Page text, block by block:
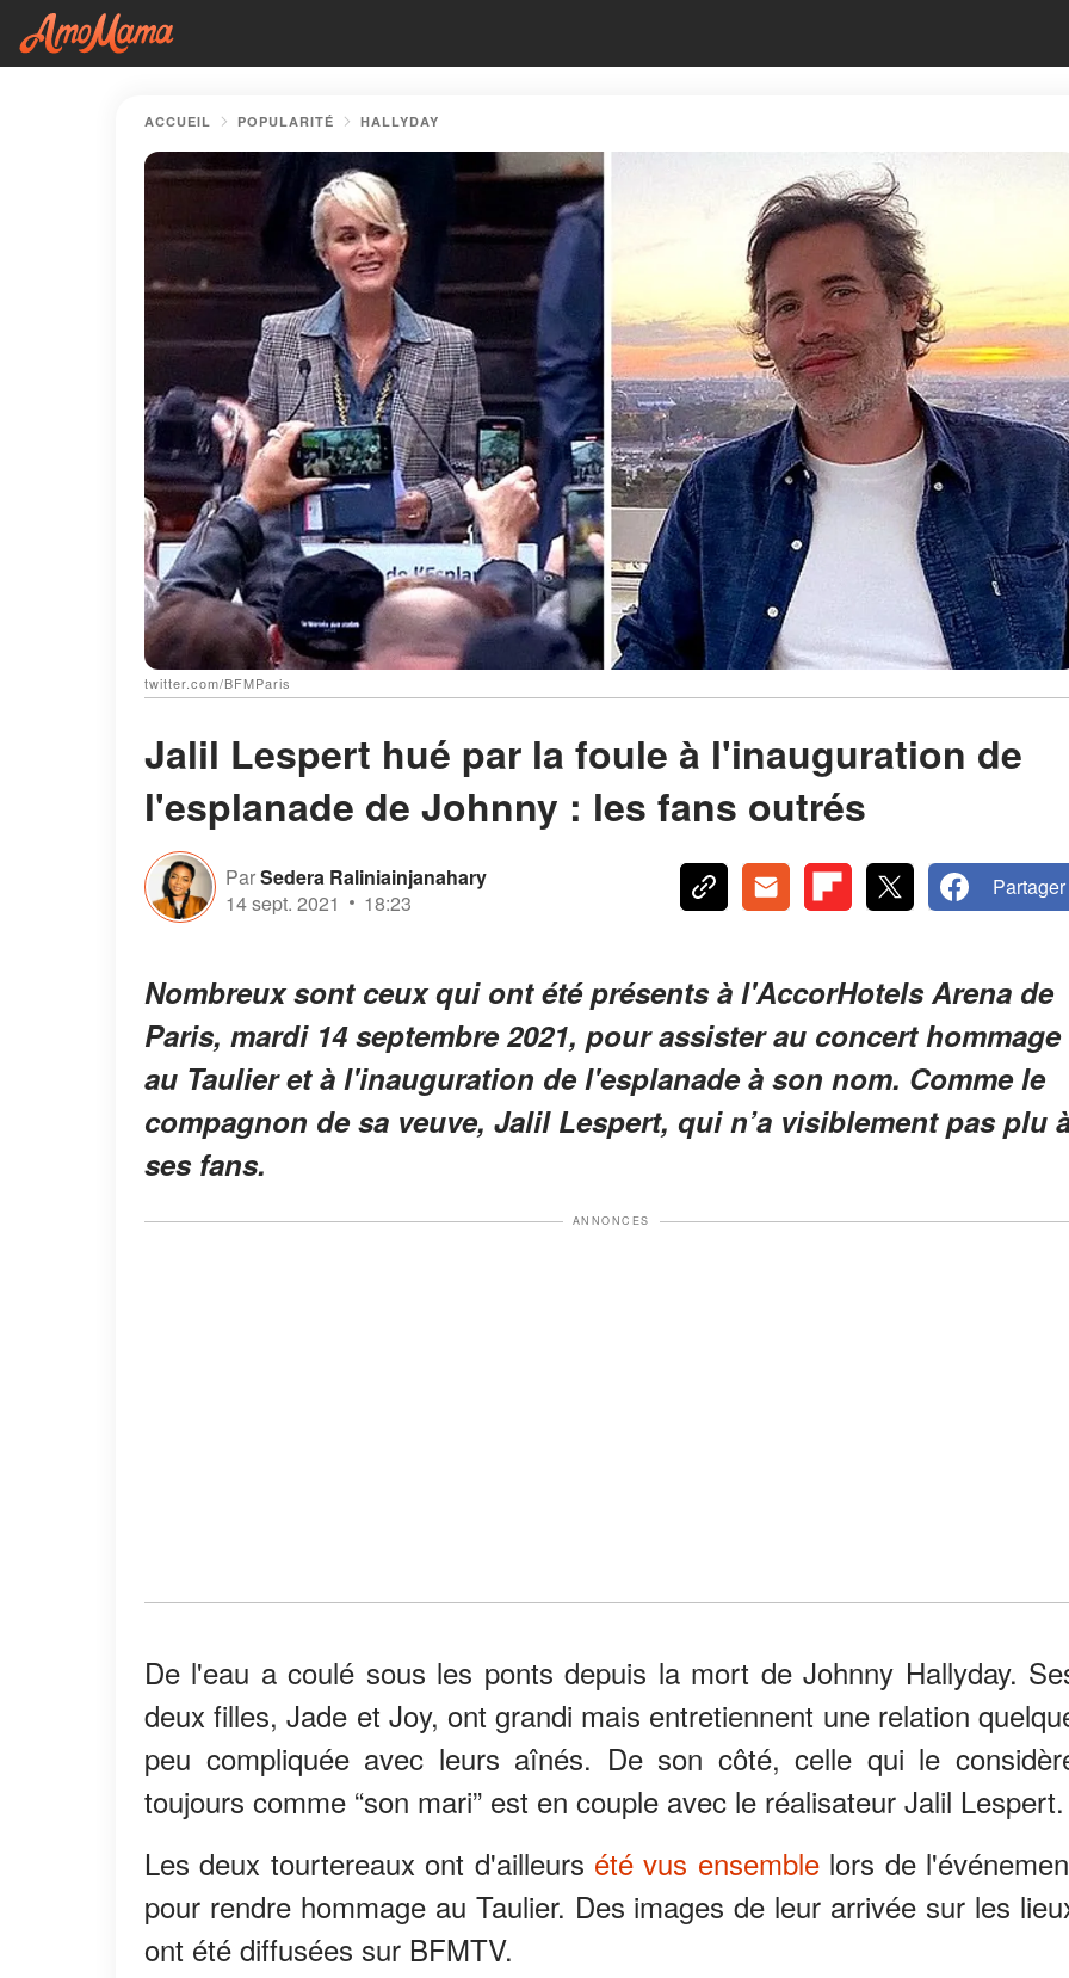
ACCUEIL POPULARITÉ HALLYDAY
twitter.com/BFMParis
Jalil Lespert hué par la foule à l'inauguration de
l'esplanade de Johnny : les fans outrés
ParSedera Raliniainjanahary
14 sept. 2021
18:23
Partager
Nombreux sont ceux qui ont été présents à l'AccorHotels Arena de
Paris, mardi 14 septembre 2021, pour assister au concert hommage
au Taulier et à l'inauguration de l'esplanade à son nom. Comme le
compagnon de sa veuve, Jalil Lespert, qui n’a visiblement pas plu
ses fans.
ANNONCES
De l'eau a coulé sous les ponts depuis la mort de Johnny Hallyday.
deux filles, Jade et Joy, ont grandi mais entretiennent une relation
peu compliquée avec leurs aînés. De son côté, celle qui le
toujours comme “son mari” est en couple avec le réalisateur Jalil Lespert.
Les deux tourtereaux ont d'ailleurs été vus ensemblelors de
pour rendre hommage au Taulier. Des images de leur arrivée sur les
ont été diffusées sur BFMTV.